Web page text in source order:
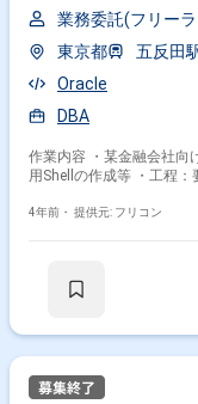
業務委託(フリー
東京都
五反田
Oracle
DBA
作業内容 ・某金融会社向
用Shellの作成等 ・工程
4年前・ 提供元: フリコン